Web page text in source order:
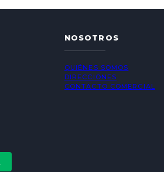
NOSOTROS
QUIÉNES SOMOS
DIRECCIONES
CONTACTO COMERCIAL